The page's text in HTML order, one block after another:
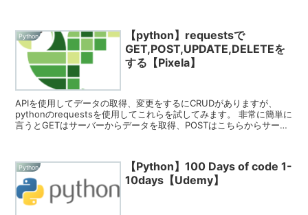
Python
【python】requestsで
GET,POST,UPDATE,DELETEを
する【Pixela】
APIを使用してデータの取得、変更をするにCRUDがありますが、
pythonのrequestsを使用してこれらを試してみます。 非常に簡単に
言うとGETはサーバーからデータを取得、POSTはこちらからサーバ
Python
【Python】100 Days of code 1-
10days【Udemy】